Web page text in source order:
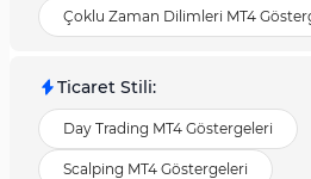
Çoklu Zaman Dilimleri MT4
Ticaret Stili:
Day Trading MT4 Göstergeleri
Scalping MT4 Göstergeleri